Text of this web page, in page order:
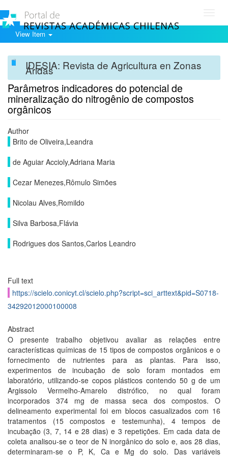
View Item
IDESIA: Revista de Agricultura en Zonas
Áridas
Parâmetros indicadores do potencial de
mineralização do nitrogênio de compostos
orgânicos
Author
Brito de Oliveira,Leandra
de Aguiar Accioly,Adriana Maria
Cezar Menezes,Rômulo Simões
Nicolau Alves,Romildo
Silva Barbosa,Flávia
Rodrigues dos Santos,Carlos Leandro
Full text
https://scielo.conicyt.cl/scielo.php?script=sci_arttext&pid=S0718-
34292012000100008
Abstract
O presente trabalho objetivou avaliar as relações entre
características químicas de 15 tipos de compostos orgânicos e o
fornecimento de nutrientes para as plantas. Para isso,
experimentos de incubação de solo foram montados em
laboratório, utilizando-se copos plásticos contendo 50 g de um
Argissolo Vermelho-Amarelo distrófico, no qual foram
incorporados 374 mg de massa seca dos compostos. O
delineamento experimental foi em blocos casualizados com 16
tratamentos (15 compostos e testemunha), 4 tempos de
incubação (3, 7, 14 e 28 dias) e 3 repetições. Em cada data de
coleta analisou-se o teor de N inorgânico do solo e, aos 28 dias,
determinaram-se o P, K, Ca e Mg do solo. Das variáveis